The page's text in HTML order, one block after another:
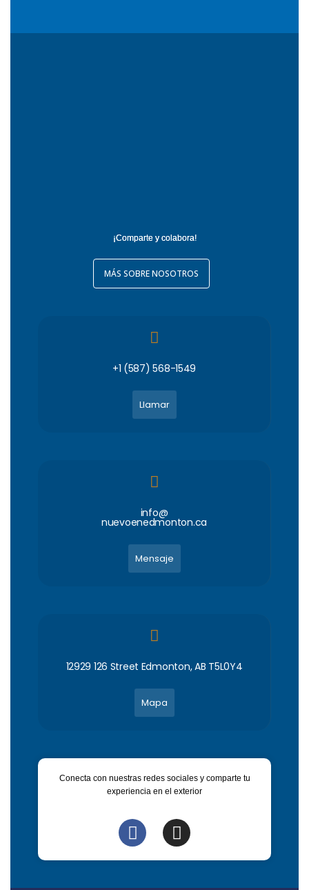
¡Comparte y colabora!
MÁS SOBRE NOSOTROS
+1 (587) 568-1549
Llamar
info@
nuevoenedmonton.ca
Mensaje
12929 126 Street Edmonton, AB T5L0Y4
Mapa
Conecta con nuestras redes sociales y comparte tu
experiencia en el exterior